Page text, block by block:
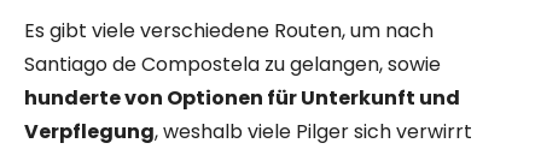
Es gibt viele verschiedene Routen, um nach
Santiago de Compostela zu gelangen, sowie
hunderte von Optionen für Unterkunft und
Verpflegung, weshalb viele Pilger sich verwirrt